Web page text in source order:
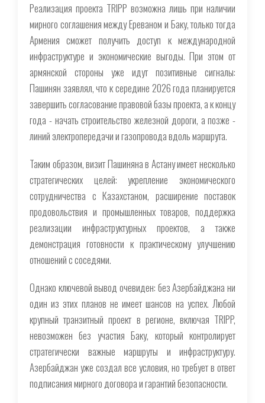
Реализация проекта TRIPP возможна лишь при наличии
мирного соглашения между Ереваном и Баку, только тогда
Армения сможет получить доступ к международной
инфраструктуре и экономические выгоды. При этом от
армянской стороны уже идут позитивные сигналы:
Пашинян заявлял, что к середине 2026 года планируется
завершить согласование правовой базы проекта, а к концу
года - начать строительство железной дороги, а позже -
линий электропередачи и газопровода вдоль маршрута.
Таким образом, визит Пашиняна в Астану имеет несколько
стратегических целей: укрепление экономического
сотрудничества с Казахстаном, расширение поставок
продовольствия и промышленных товаров, поддержка
реализации инфраструктурных проектов, а также
демонстрация готовности к практическому улучшению
отношений с соседями.
Однако ключевой вывод очевиден: без Азербайджана ни
один из этих планов не имеет шансов на успех. Любой
крупный транзитный проект в регионе, включая TRIPP,
невозможен без участия Баку, который контролирует
стратегически важные маршруты и инфраструктуру.
Азербайджан уже создал все условия, но требует в ответ
подписания мирного договора и гарантий безопасности.